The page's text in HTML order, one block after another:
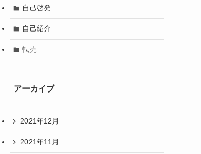
自己啓発
自己紹介
転売
アーカイブ
2021年12月
2021年11月